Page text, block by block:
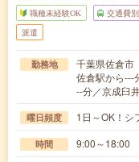
職種未経験OK 交通費
派遣
勤務地
千葉県佐倉市
佐倉駅から---
--分／京成臼
曜日頻度 1日～OK！シ
時間 9:00～18:00